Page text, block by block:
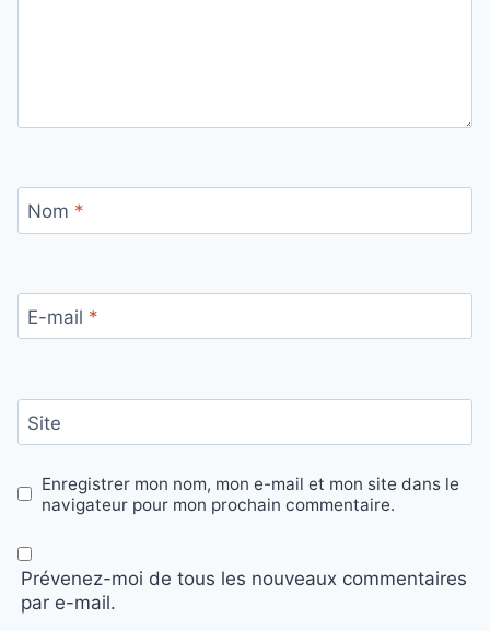
Nom *
E-mail *
Site
Enregistrer mon nom, mon e-mail et mon site dans le
navigateur pour mon prochain commentaire.
Prévenez-moi de tous les nouveaux commentaires
par e-mail.